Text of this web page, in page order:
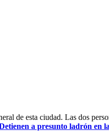
de esta ciudad. Las dos
a presunto ladrón en